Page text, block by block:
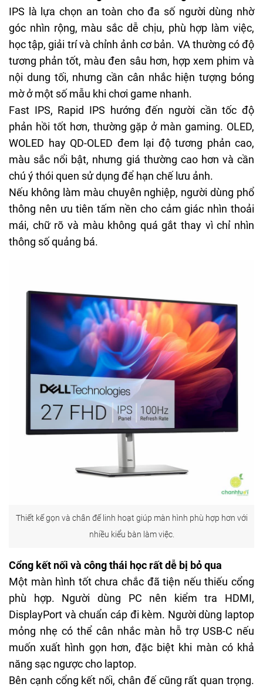
IPS là lựa chọn an toàn cho đa số người dùng nhờ
góc nhìn rộng, màu sắc dễ chịu, phù hợp làm việc,
học tập, giải trí và chỉnh ảnh cơ bản. VA thường có độ
tương phản tốt, màu đen sâu hơn, hợp xem phim và
nội dung tối, nhưng cần cân nhắc hiện tượng bóng
mờ ở một số mẫu khi chơi game nhanh.
Fast IPS, Rapid IPS hướng đến người cần tốc độ
phản hồi tốt hơn, thường gặp ở màn gaming. OLED,
WOLED hay QD-OLED đem lại độ tương phản cao,
màu sắc nổi bật, nhưng giá thường cao hơn và cần
chú ý thói quen sử dụng để hạn chế lưu ảnh.
Nếu không làm màu chuyên nghiệp, người dùng phổ
thông nên ưu tiên tấm nền cho cảm giác nhìn thoải
mái, chữ rõ và màu không quá gắt thay vì chỉ nhìn
thông số quảng bá.
Thiết kế gọn và chân đế linh hoạt giúp màn hình phù hợp hơn với
nhiều kiểu bàn làm việc.
Cổng kết nối và công thái học rất dễ bị bỏ qua
Một màn hình tốt chưa chắc đã tiện nếu thiếu cổng
phù hợp. Người dùng PC nên kiểm tra HDMI,
DisplayPort và chuẩn cáp đi kèm. Người dùng laptop
mỏng nhẹ có thể cân nhắc màn hỗ trợ USB-C nếu
muốn xuất hình gọn hơn, đặc biệt khi màn có khả
năng sạc ngược cho laptop.
Bên cạnh cổng kết nối, chân đế cũng rất quan trọng.